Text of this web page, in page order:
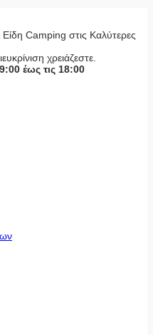
Camping στις Καλύτερες
χρειάζεστε.
έως τις 18:00